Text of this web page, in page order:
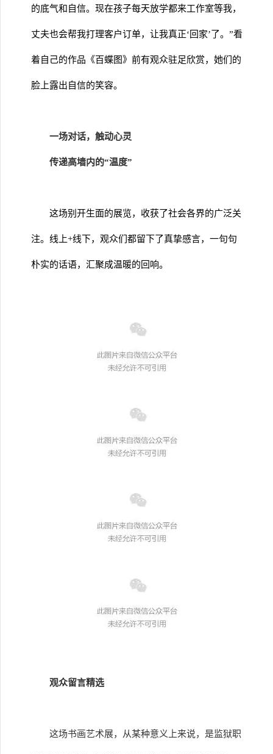
的底气和自信。现在孩子每天放学都来工作室等我，
丈夫也会帮我打理客户订单，让我真正‘回家’了。”看
着自己的作品《百蝶图》前有观众驻足欣赏，她们的
脸上露出自信的笑容。
一场对话，触动心灵
传递高墙内的“温度”
这场别开生面的展览，收获了社会各界的广泛关
注。线上+线下，观众们都留下了真挚感言，一句句
朴实的话语，汇聚成温暖的回响。
观众留言精选
这场书画艺术展，从某种意义上来说，是监狱职